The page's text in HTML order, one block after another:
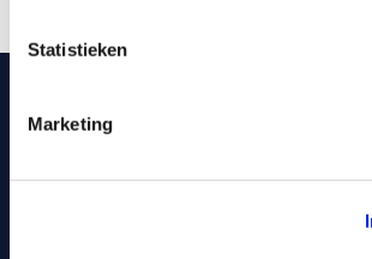
Statistieken
Marketing
Klassikaal, online, blended
leer je op een